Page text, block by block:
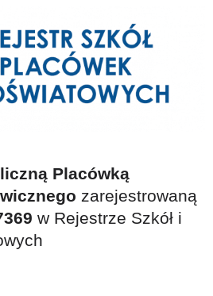
Placówką
zarejestrowaną
w Rejestrze Szkół i